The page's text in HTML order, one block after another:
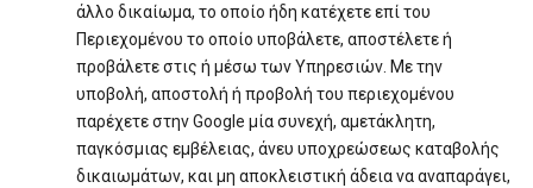
άλλο δικαίωμα, το οποίο ήδη κατέχετε επί του
Περιεχομένου το οποίο υποβάλετε, αποστέλετε ή
προβάλετε στις ή μέσω των Υπηρεσιών. Με την
υποβολή, αποστολή ή προβολή του περιεχομένου
παρέχετε στην Google μία συνεχή, αμετάκλητη,
παγκόσμιας εμβέλειας, άνευ υποχρεώσεως καταβολής
δικαιωμάτων, και μη αποκλειστική άδεια να αναπαράγει,